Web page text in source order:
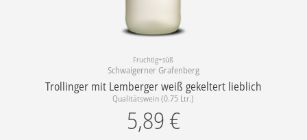
Fruchtig+süß
Schwaigerner Grafenberg
Trollinger mit Lemberger weiß gekeltert lieblich
Qualitätswein (0.75 Ltr.)
5,89 €